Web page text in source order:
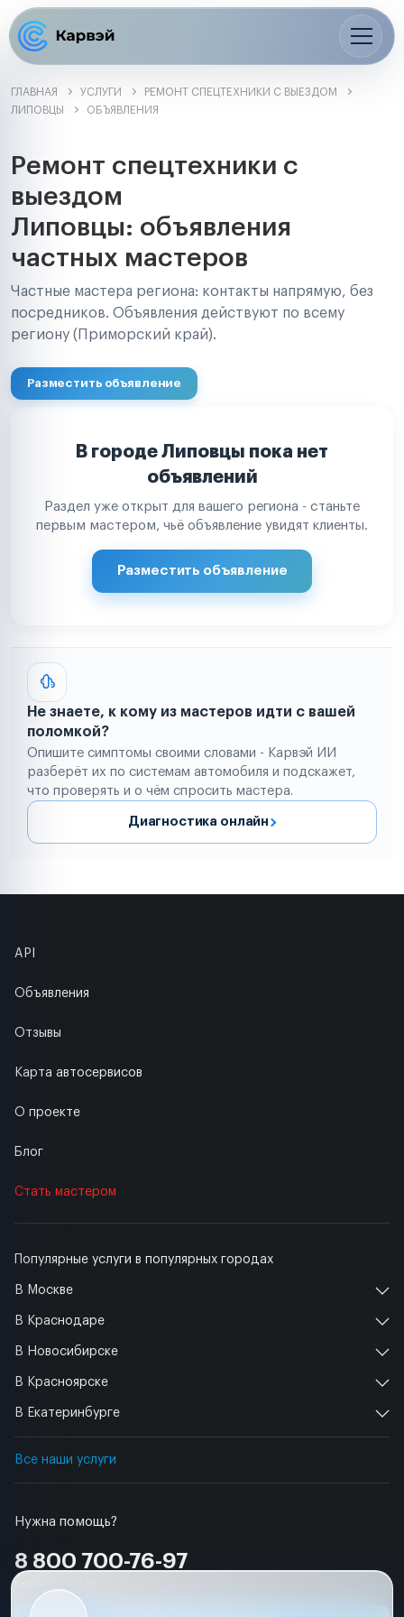
ГЛАВНАЯ УСЛУГИ
РЕМОНТ СПЕЦТЕХНИКИ С ВЫЕЗДОМ
ЛИПОВЦЫ
ОБЪЯВЛЕНИЯ
Ремонт спецтехники с
выездом
Липовцы: объявления
частных мастеров
Частные мастера региона: контакты напрямую, без
посредников. Объявления действуют по всему
региону (Приморский край).
Разместить объявление
В городе Липовцы пока нет
объявлений
Раздел уже открыт для вашего региона - станьте
первым мастером, чьё объявление увидят клиенты.
Разместить объявление
Не знаете, к кому из мастеров идти с вашей
поломкой?
Опишите симптомы своими словами - Карвэй ИИ
разберёт их по системам автомобиля и подскажет,
что проверять и о чём спросить мастера.
Диагностика онлайн
Нужна помощь?
8 800 700-76-97
Популярные услуги в популярных городах
В Москве
В Краснодаре
В Новосибирске
В Красноярске
В Екатеринбурге
Все наши услуги
API
Объявления
Отзывы
Карта автосервисов
О проекте
Блог
Стать мастером